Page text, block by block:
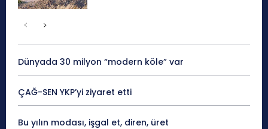
Dünyada 30 milyon “modern köle” var
ÇAĞ-SEN YKP’yi ziyaret etti
Bu yılın modası, işgal et, diren, üret